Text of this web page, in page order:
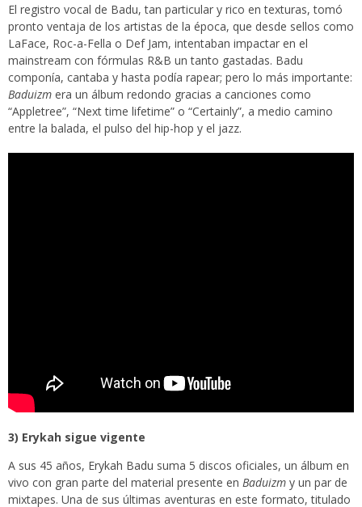
El registro vocal de Badu, tan particular y rico en texturas, tomó
pronto ventaja de los artistas de la época, que desde sellos como
LaFace, Roc-a-Fella o Def Jam, intentaban impactar en el
mainstream con fórmulas R&B un tanto gastadas. Badu
componía, cantaba y hasta podía rapear; pero lo más importante:
Baduizm era un álbum redondo gracias a canciones como
“Appletree”, “Next time lifetime” o “Certainly”, a medio camino
entre la balada, el pulso del hip-hop y el jazz.
3) Erykah sigue vigente
A sus 45 años, Erykah Badu suma 5 discos oficiales, un álbum en
vivo con gran parte del material presente en Baduizm y un par de
mixtapes. Una de sus últimas aventuras en este formato, titulado